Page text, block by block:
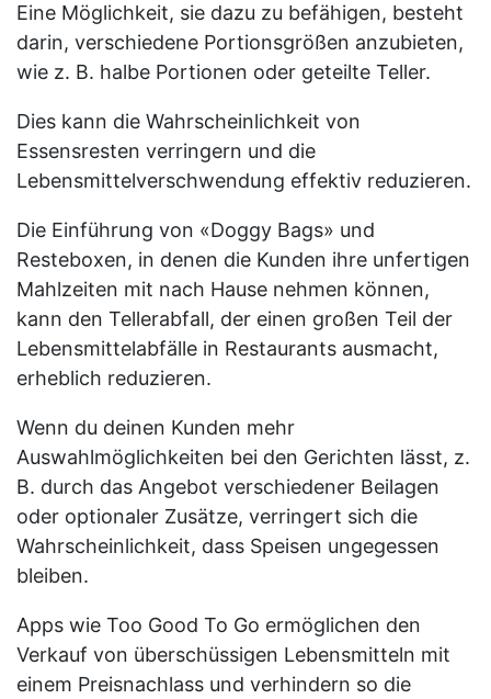
Eine Möglichkeit, sie dazu zu befähigen, besteht
darin, verschiedene Portionsgrößen anzubieten,
wie z. B. halbe Portionen oder geteilte Teller.
Dies kann die Wahrscheinlichkeit von
Essensresten verringern und die
Lebensmittelverschwendung effektiv reduzieren.
Die Einführung von «Doggy Bags» und
Resteboxen, in denen die Kunden ihre unfertigen
Mahlzeiten mit nach Hause nehmen können,
kann den Tellerabfall, der einen großen Teil der
Lebensmittelabfälle in Restaurants ausmacht,
erheblich reduzieren.
Wenn du deinen Kunden mehr
Auswahlmöglichkeiten bei den Gerichten lässt, z.
B. durch das Angebot verschiedener Beilagen
oder optionaler Zusätze, verringert sich die
Wahrscheinlichkeit, dass Speisen ungegessen
bleiben.
Apps wie Too Good To Go ermöglichen den
Verkauf von überschüssigen Lebensmitteln mit
einem Preisnachlass und verhindern so die